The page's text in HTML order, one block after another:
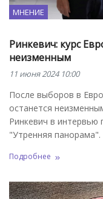
МНЕНИЕ
Ринкевич: курс
неизменным
11 июня 2024 10:00
После выборов в
останется
Ринкевич в интервью
"Утренняя панорама".
Подробнее